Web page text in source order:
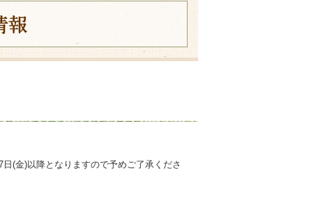
報
(金)以降となりますので予めご了承くださ